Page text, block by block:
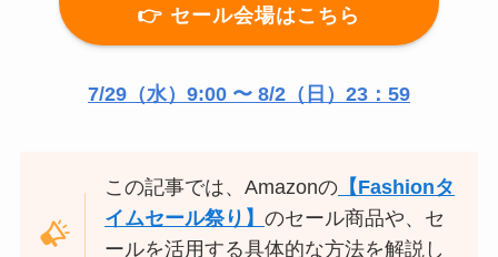
👉 セール会場はこちら
7/29（水）9:00 〜 8/2（日）23：59
この記事では、Amazonの 【Fashionタ
イムセール祭り】のセール商品や、セ
ールを活用する具体的な方法を解説し